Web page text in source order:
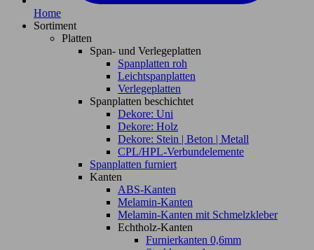
Home
Sortiment
Platten
Span- und Verlegeplatten
Spanplatten roh
Leichtspanplatten
Verlegeplatten
Spanplatten beschichtet
Dekore: Uni
Dekore: Holz
Dekore: Stein | Beton | Metall
CPL/HPL-Verbundelemente
Spanplatten furniert
Kanten
ABS-Kanten
Melamin-Kanten
Melamin-Kanten mit Schmelzkleber
Echtholz-Kanten
Furnierkanten 0,6mm